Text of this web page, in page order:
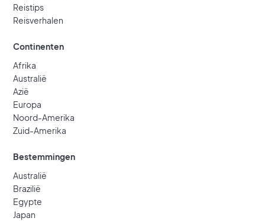
Reistips
Reisverhalen
Continenten
Afrika
Australië
Azië
Europa
Noord-Amerika
Zuid-Amerika
Bestemmingen
Australië
Brazilië
Egypte
Japan